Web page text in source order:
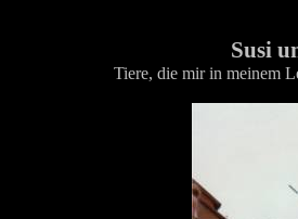
Susi
Tiere, die mir in meinem